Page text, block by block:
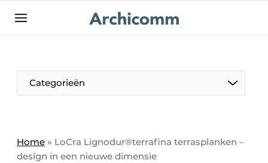
NL be-FR
Categorieën
Home » LoCra Lignodur®terrafina terrasplanken –
design in een nieuwe dimensie